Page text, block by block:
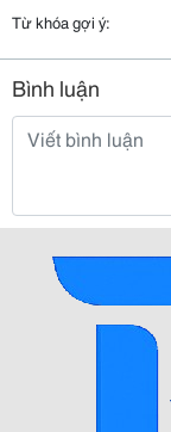
Từ khóa gợi ý:
Bình luận